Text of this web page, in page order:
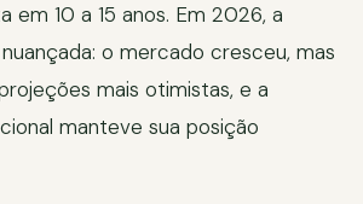
em 10 a 15 anos. Em 2026, a
o mercado cresceu, mas
mais otimistas, e a
manteve sua posição